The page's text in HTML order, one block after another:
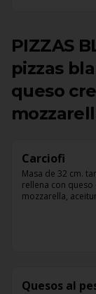
PIZZAS
pizzas
queso
Carciofi
Masa de 32 cm.
rellena con queso
mozzarella,
Quesos al